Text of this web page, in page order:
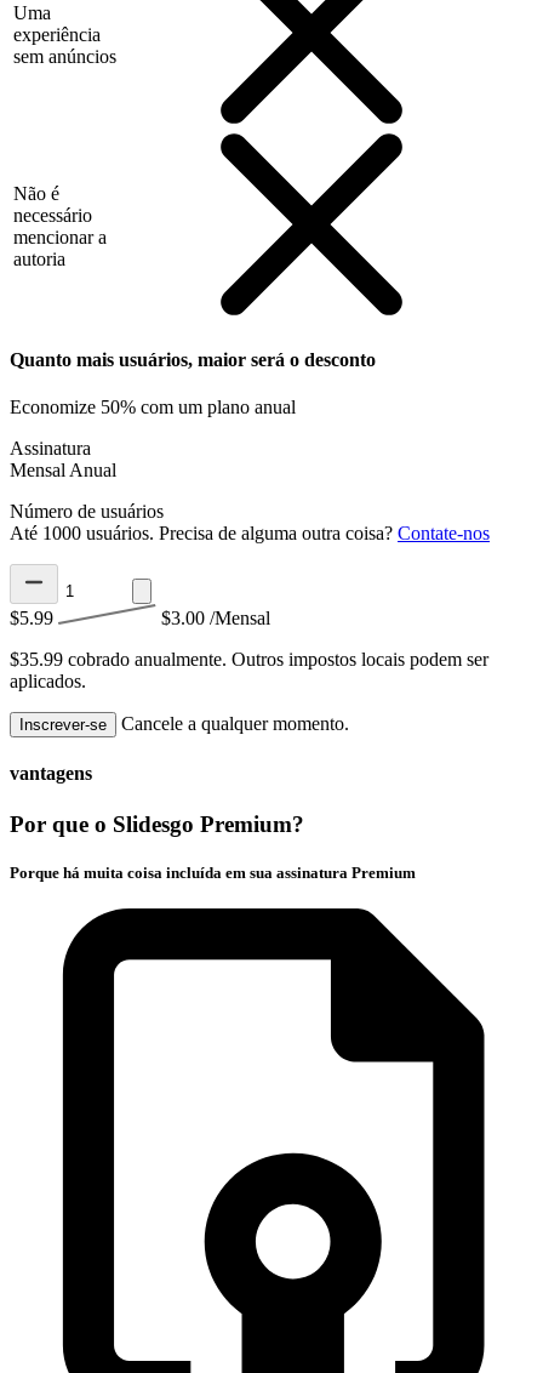
Uma
experiência
sem anúncios
Não é
necessário
mencionar a
autoria
Quanto mais usuários, maior será o desconto
Economize 50% com um plano anual
Assinatura
Mensal Anual
Número de usuários
Até 1000 usuários. Precisa de alguma outra coisa? Contate-nos
$5.99 $3.00 /Mensal
$35.99 cobrado anualmente. Outros impostos locais podem ser
aplicados.
Inscrever-se Cancele a qualquer momento.
vantagens
Por que o Slidesgo Premium?
Porque há muita coisa incluída em sua assinatura Premium